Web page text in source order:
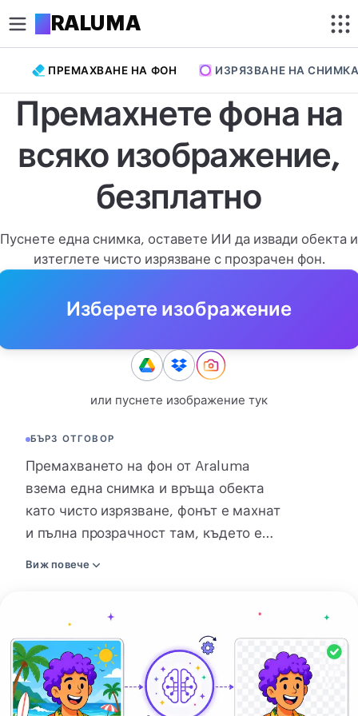
ARALUMA
Изрязване на изображение
Изрязване на снимка в кръг
ОПТИМИЗИРАНЕ
Компресиране на изображение
Премахване на фон
РЕДАКТИРАНЕ
Конвертиране
ДРУГИ
JPG в PDF
ПРЕМАХВАНЕ НА ФОН ИЗРЯЗВАНЕ НА
Премахнете фона на
всяко изображение,
безплатно
Пуснете една снимка, оставете ИИ да извади обекта и
изтеглете чисто изрязване с прозрачен фон.
Изберете изображение
или пуснете изображение тук
БЪРЗ ОТГОВОР
Премахването на фон от Araluma
взема една снимка и връща обекта
като чисто изрязване, фонът е махнат
и пълна прозрачност там, където е
изважда вместо вас. Запазете
резултата като прозрачен PNG или
WebP, или го положете върху плътен
цвят като JPEG. Изрязването се
връща в същия размер, който сте
Виж повече
изображението
си